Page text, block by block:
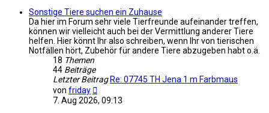
Sonstige Tiere suchen ein Zuhause
Da hier im Forum sehr viele Tierfreunde aufeinander treffen,
können wir vielleicht auch bei der Vermittlung anderer Tiere
helfen. Hier könnt Ihr also schreiben, wenn Ihr von tierischen
Notfällen hört, Zubehör für andere Tiere abzugeben habt o.ä.
18 Themen
44 Beiträge
Letzter Beitrag Re: 07745 TH Jena 1 m Farbmaus
von friday
Beitrag
7. Aug 2026, 09:13